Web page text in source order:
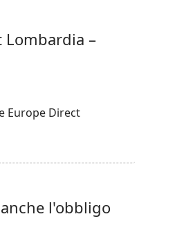
Lombardia –
Europe Direct
l'obbligo